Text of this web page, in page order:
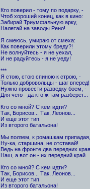
Кто поверил - тому по подарку, -
Чтоб хороший конец, как в кино:
Забирай Триумфальную арку,
Налетай на заводы Рено!
Я смеюсь, умираю от смеха:
Как поверили этому бреду?!
Не волнуйтесь - я не уехал,
И не радуйтесь - я не уеду!
***
Я стою, стою спиною к строю, -
Только добровольцы - шаг вперед!
Нужно провести разведку боем, -
Для чего - да кто ж там разберет...
Кто со мной? С кем идти?
Так, Борисов... Так, Леонов...
И еще этот тип
Из второго батальона!
Мы ползем, к ромашкам
Ну-ка, старшина, не отставай!
Ведь на фронте два передних
Наш, а вот он - их передний край.
Кто со мной? С кем идти?
Так, Борисов... Так, Леонов...
И еще этот тип
Из второго батальона!